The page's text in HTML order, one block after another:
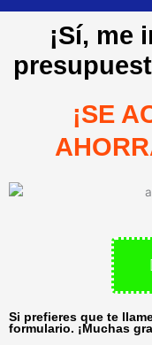
¡Sí, me
¡SE
Si prefieres que te
formulario. ¡Muchas